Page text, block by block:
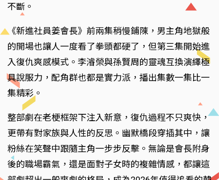
不斷。
《新進社員姜會長》前兩集稍慢鋪陳，男主角地獄般
的開場也讓人一度看了拳頭都硬了，但第三集開始進
入復仇爽感模式。李濬榮與孫賢周的靈魂互換演繹極
具說服力，配角群也都是實力派，播出集數一集比一
集精彩。
整部劇在老梗框架下注入新意，復仇過程不只爽快，
更帶有對家族與人性的反思。幽默橋段穿插其中，讓
粉絲在笑聲中跟隨主角一步步反擊。無論是會長附身
後的職場霸氣，還是面對子女時的複雜情感，都讓這